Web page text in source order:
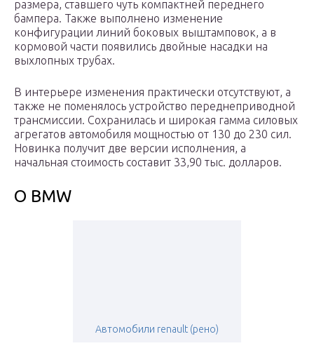
размера, ставшего чуть компактней переднего
бампера. Также выполнено изменение
конфигурации линий боковых выштамповок, а в
кормовой части появились двойные насадки на
выхлопных трубах.
В интерьере изменения практически отсутствуют, а
также не поменялось устройство переднеприводной
трансмиссии. Сохранилась и широкая гамма силовых
агрегатов автомобиля мощностью от 130 до 230 сил.
Новинка получит две версии исполнения, а
начальная стоимость составит 33,90 тыс. долларов.
О BMW
Автомобили renault (рено)